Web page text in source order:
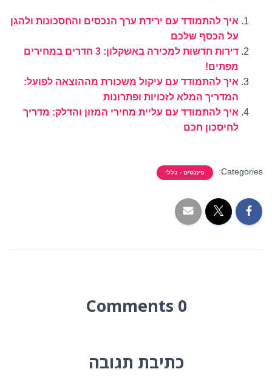
איך להתמודד עם ירידת ערך הנכסים והחסכונות ולהגן
על הכסף שלכם
דירות חדשות למכירה באשקלון: 3 חדרים במחירים
מפתים!
איך להתמודד עם עיקול משכורת מההוצאה לפועל:
המדריך המלא לזכויות ופתרונות
איך להתמודד עם עליית מחירי המזון והדלק: מדריך
לחיסכון חכם
Categories: פיננסים - כללי
0 Comments
כתיבת תגובה